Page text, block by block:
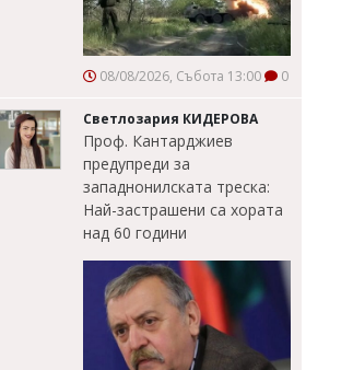
08/08/2026, Събота 13:00 0
Светлозария КИДЕРОВА
Проф. Кантарджиев
предупреди за
западнонилската треска:
Най-застрашени са хората
над 60 години